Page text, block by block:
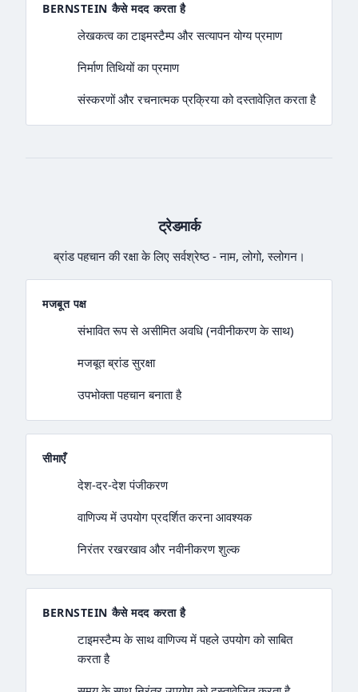
BERNSTEIN कैसे मदद करता है
लेखकत्व का टाइमस्टैम्प और सत्यापन योग्य प्रमाण
निर्माण तिथियों का प्रमाण
संस्करणों और रचनात्मक प्रक्रिया को दस्तावेज़ित करता है
ट्रेडमार्क
ब्रांड पहचान की रक्षा के लिए सर्वश्रेष्ठ - नाम, लोगो, स्लोगन।
मजबूत पक्ष
संभावित रूप से असीमित अवधि (नवीनीकरण के साथ)
मजबूत ब्रांड सुरक्षा
उपभोक्ता पहचान बनाता है
सीमाएँ
देश-दर-देश पंजीकरण
वाणिज्य में उपयोग प्रदर्शित करना आवश्यक
निरंतर रखरखाव और नवीनीकरण शुल्क
BERNSTEIN कैसे मदद करता है
टाइमस्टैम्प के साथ वाणिज्य में पहले उपयोग को साबित
करता है